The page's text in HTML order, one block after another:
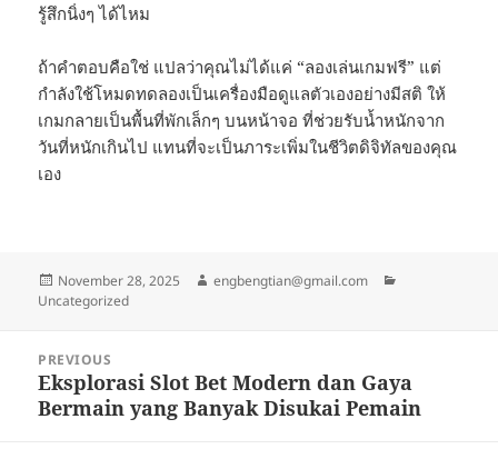
รู้สึกนิ่งๆ ได้ไหม
ถ้าคำตอบคือใช่ แปลว่าคุณไม่ได้แค่ “ลองเล่นเกมฟรี” แต่
กำลังใช้โหมดทดลองเป็นเครื่องมือดูแลตัวเองอย่างมีสติ ให้
เกมกลายเป็นพื้นที่พักเล็กๆ บนหน้าจอ ที่ช่วยรับน้ำหนักจาก
วันที่หนักเกินไป แทนที่จะเป็นภาระเพิ่มในชีวิตดิจิทัลของคุณ
เอง
Posted
on
November 28, 2025 Author
engbengtian@gmail.com
Uncategorized
navigation
PREVIOUS
Previous
post:
Eksplorasi Slot Bet Modern dan Gaya
Bermain yang Banyak Disukai Pemain